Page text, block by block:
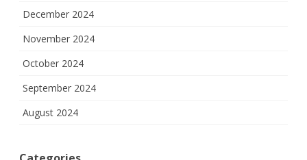
December 2024
November 2024
October 2024
September 2024
August 2024